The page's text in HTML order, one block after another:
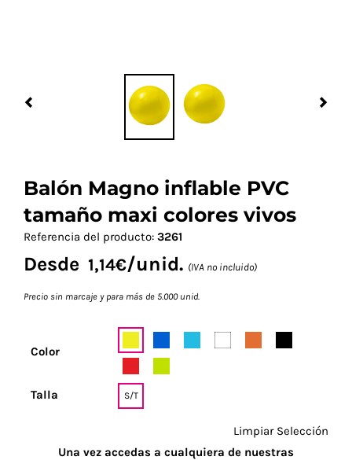
Balón Magno inflable PVC
tamaño maxi colores vivos
Referencia del producto: 3261
Desde 1,14€/unid. (IVA no incluido)
Precio sin marcaje y para más de 5.000 unid.
Color
Talla S/T
Limpiar Selección
Una vez accedas a cualquiera de nuestras